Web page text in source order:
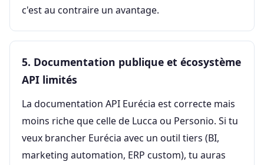
c'est au contraire un avantage.
5. Documentation publique et écosystème
API limités
La documentation API Eurécia est correcte mais
moins riche que celle de Lucca ou Personio. Si tu
veux brancher Eurécia avec un outil tiers (BI,
marketing automation, ERP custom), tu auras